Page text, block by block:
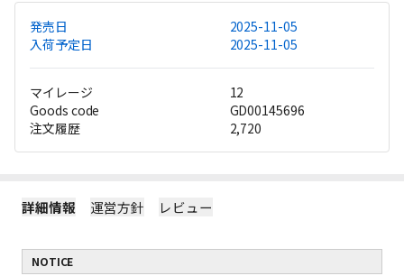
発売日
2025-11-05
入荷予定日
2025-11-05
マイレージ
12
Goods code
GD00145696
注文履歴
2,720
詳細情報 運営方針 レビュー
NOTICE